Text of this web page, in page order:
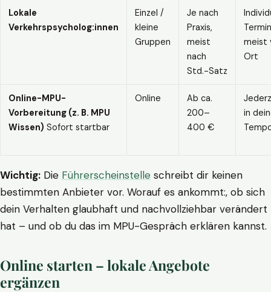
Lokale
Verkehrspsycholog:innen
Einzel /
kleine
Gruppen
Je nach
Praxis,
meist
nach
Std.-Satz
meist
Ort
Online-MPU-
Vorbereitung (z. B. MPU
Wissen) Sofort startbar
Online
Ab ca.
200–
400 €
in
Wichtig: Die Führerscheinstelle schreibt dir keinen
bestimmten Anbieter vor. Worauf es ankommt:, ob sich
dein Verhalten glaubhaft und nachvollziehbar verändert
hat – und ob du das im MPU-Gespräch erklären kannst.
Online starten – lokale Angebote
ergänzen